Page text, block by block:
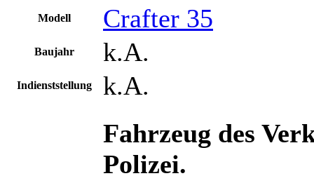
Modell Crafter 35
Baujahr k.A.
Indienststellung
k.A.
Fahrzeug des
Polizei.